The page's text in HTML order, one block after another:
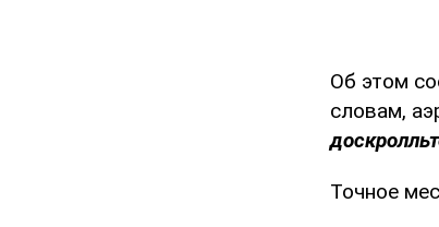
Об этом
словам,
Точное